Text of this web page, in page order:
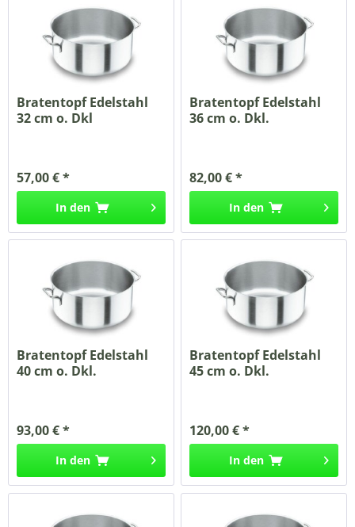
Bratentopf Edelstahl
32 cm o. Dkl
57,00 € *
In den
Bratentopf Edelstahl
36 cm o. Dkl.
82,00 € *
In den
Bratentopf Edelstahl
40 cm o. Dkl.
93,00 € *
In den
Bratentopf Edelstahl
45 cm o. Dkl.
120,00 € *
In den